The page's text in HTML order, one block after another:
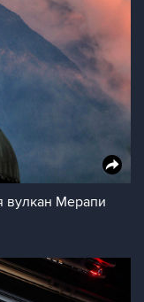
вулкан Мерапи